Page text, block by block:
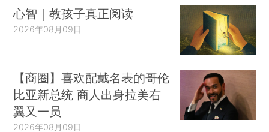
心智｜教孩子真正阅读
2026年08月09日
【商圈】喜欢配戴名表的哥伦
比亚新总统 商人出身拉美右
翼又一员
2026年08月09日